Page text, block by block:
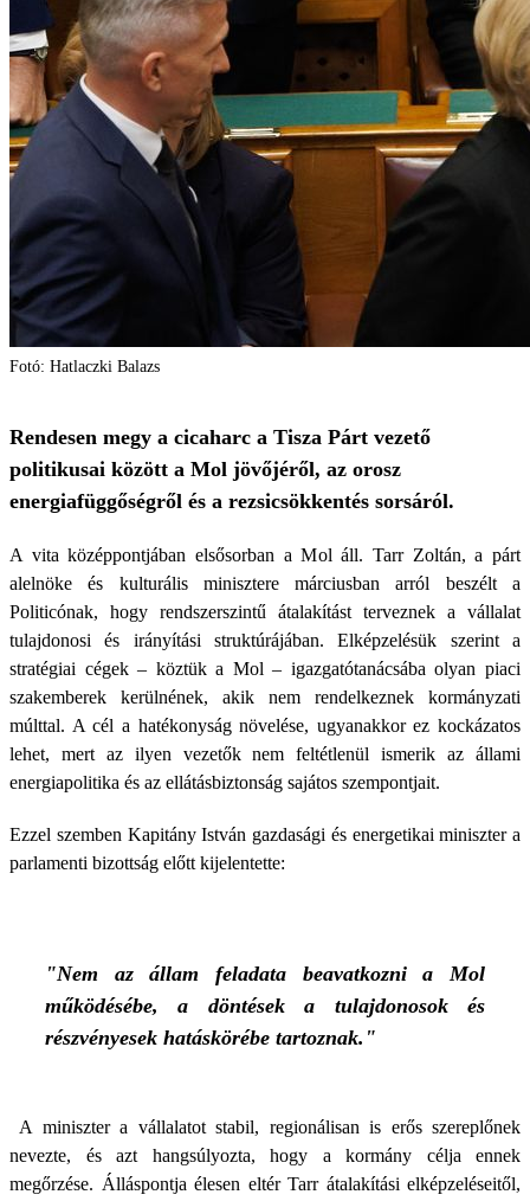
Fotó: Hatlaczki Balazs
Rendesen megy a cicaharc a Tisza Párt vezető
politikusai között a Mol jövőjéről, az orosz
energiafüggőségről és a rezsicsökkentés sorsáról.
A vita középpontjában elsősorban a Mol áll. Tarr Zoltán, a párt
alelnöke és kulturális minisztere márciusban arról beszélt a
Politicónak, hogy rendszerszintű átalakítást terveznek a vállalat
tulajdonosi és irányítási struktúrájában. Elképzelésük szerint a
stratégiai cégek – köztük a Mol – igazgatótanácsába olyan piaci
szakemberek kerülnének, akik nem rendelkeznek kormányzati
múlttal. A cél a hatékonyság növelése, ugyanakkor ez kockázatos
lehet, mert az ilyen vezetők nem feltétlenül ismerik az állami
energiapolitika és az ellátásbiztonság sajátos szempontjait.
Ezzel szemben Kapitány István gazdasági és energetikai miniszter a
parlamenti bizottság előtt kijelentette:
"Nem az állam feladata beavatkozni a Mol
működésébe, a döntések a tulajdonosok és
részvényesek hatáskörébe tartoznak."
A miniszter a vállalatot stabil, regionálisan is erős szereplőnek
nevezte, és azt hangsúlyozta, hogy a kormány célja ennek
megőrzése. Álláspontja élesen eltér Tarr átalakítási elképzeléseitől,